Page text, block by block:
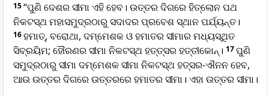
15“ପୁଣି ଦେଶର ସୀମା ଏହି ହେବ। ଉତ୍ତର ଦିଗରେ ହି‌ତ୍‌ଲୋନ ପଥ
ନିକଟସ୍ଥ ମହାସମୁଦ୍ରଠାରୁ ସଦାଦର ପ୍ରବେଶ ସ୍ଥାନ ପର୍ଯ୍ୟନ୍ତ।
16ହମାତ୍, ବରୋଥା, ଦମ୍ମେଶକ ଓ ହମାତର ସୀମାର ମଧ୍ୟସ୍ଥିତ
ସିବ୍ରୟିମ; ହୌରଣର ସୀମା ନିକଟସ୍ଥ ହ‌‌ତ୍‌‌ତ୍ସର ହତ୍ତୀକୋନ୍। 17ପୁଣି
ସମୁଦ୍ରଠାରୁ ସୀମା ଦମ୍ମେଶକ ସୀମା ନିକଟସ୍ଥ ହ‌‌ତ୍‌‌ସର-ଐନନ ହେବ,
ଆଉ ଉତ୍ତର ଦିଗରେ ଉତ୍ତରରେ ହମାତର ସୀମା। ଏହା ଉତ୍ତର ସୀମା।